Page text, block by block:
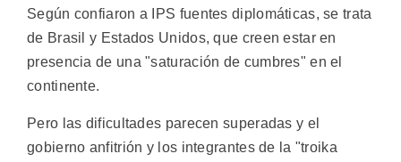
Según confiaron a IPS fuentes diplomáticas, se trata
de Brasil y Estados Unidos, que creen estar en
presencia de una "saturación de cumbres" en el
continente.
Pero las dificultades parecen superadas y el
gobierno anfitrión y los integrantes de la "troika